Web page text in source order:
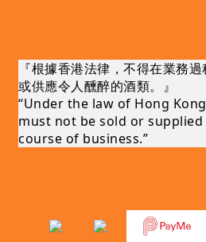
『根據香港法律，不得在業務
或供應令人醺醉的酒類。』
“Under the law of Hong
must not be sold or
course of business.”